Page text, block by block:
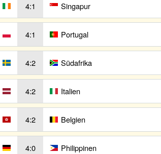
4:1 Singapur
4:1 Portugal
4:2 Südafrika
4:2 Italien
4:2 Belgien
4:0 Philippinen